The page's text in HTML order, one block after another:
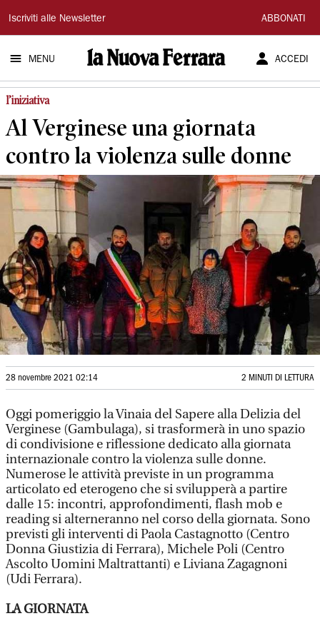
La
Nuova
Ferrara
Iscriviti alle Newsletter ABBONATI
MENU ACCEDI
l’iniziativa
Al Verginese una giornata
contro la violenza sulle donne
28 novembre 2021 02:14 2 MINUTI DI LETTURA
Oggi pomeriggio la Vinaia del Sapere alla Delizia del
Verginese (Gambulaga), si trasformerà in uno spazio
di condivisione e riflessione dedicato alla giornata
internazionale contro la violenza sulle donne.
Numerose le attività previste in un programma
articolato ed eterogeno che si svilupperà a partire
dalle 15: incontri, approfondimenti, flash mob e
reading si alterneranno nel corso della giornata. Sono
previsti gli interventi di Paola Castagnotto (Centro
Donna Giustizia di Ferrara), Michele Poli (Centro
Ascolto Uomini Maltrattanti) e Liviana Zagagnoni
(Udi Ferrara).
LA GIORNATA